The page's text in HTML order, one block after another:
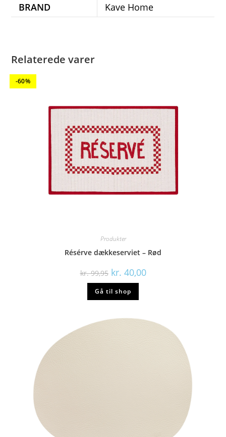
BRAND Kave Home
Relaterede varer
-60%
Produkter
Résérve dækkeserviet – Rød
kr.99,95 Den
oprindelige
pris
var:
kr. 99,95.
kr. 40,00Den
aktuelle
Gå til shop